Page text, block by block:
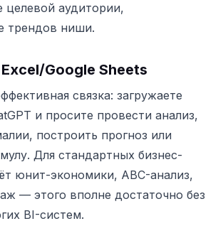
целевой аудитории,
трендов ниши.
Google Sheets
связка: загружаете
и просите провести анализ,
построить прогноз или
Для стандартных бизнес-
юнит-экономики, ABC-анализ,
— этого вполне достаточно без
BI-систем.